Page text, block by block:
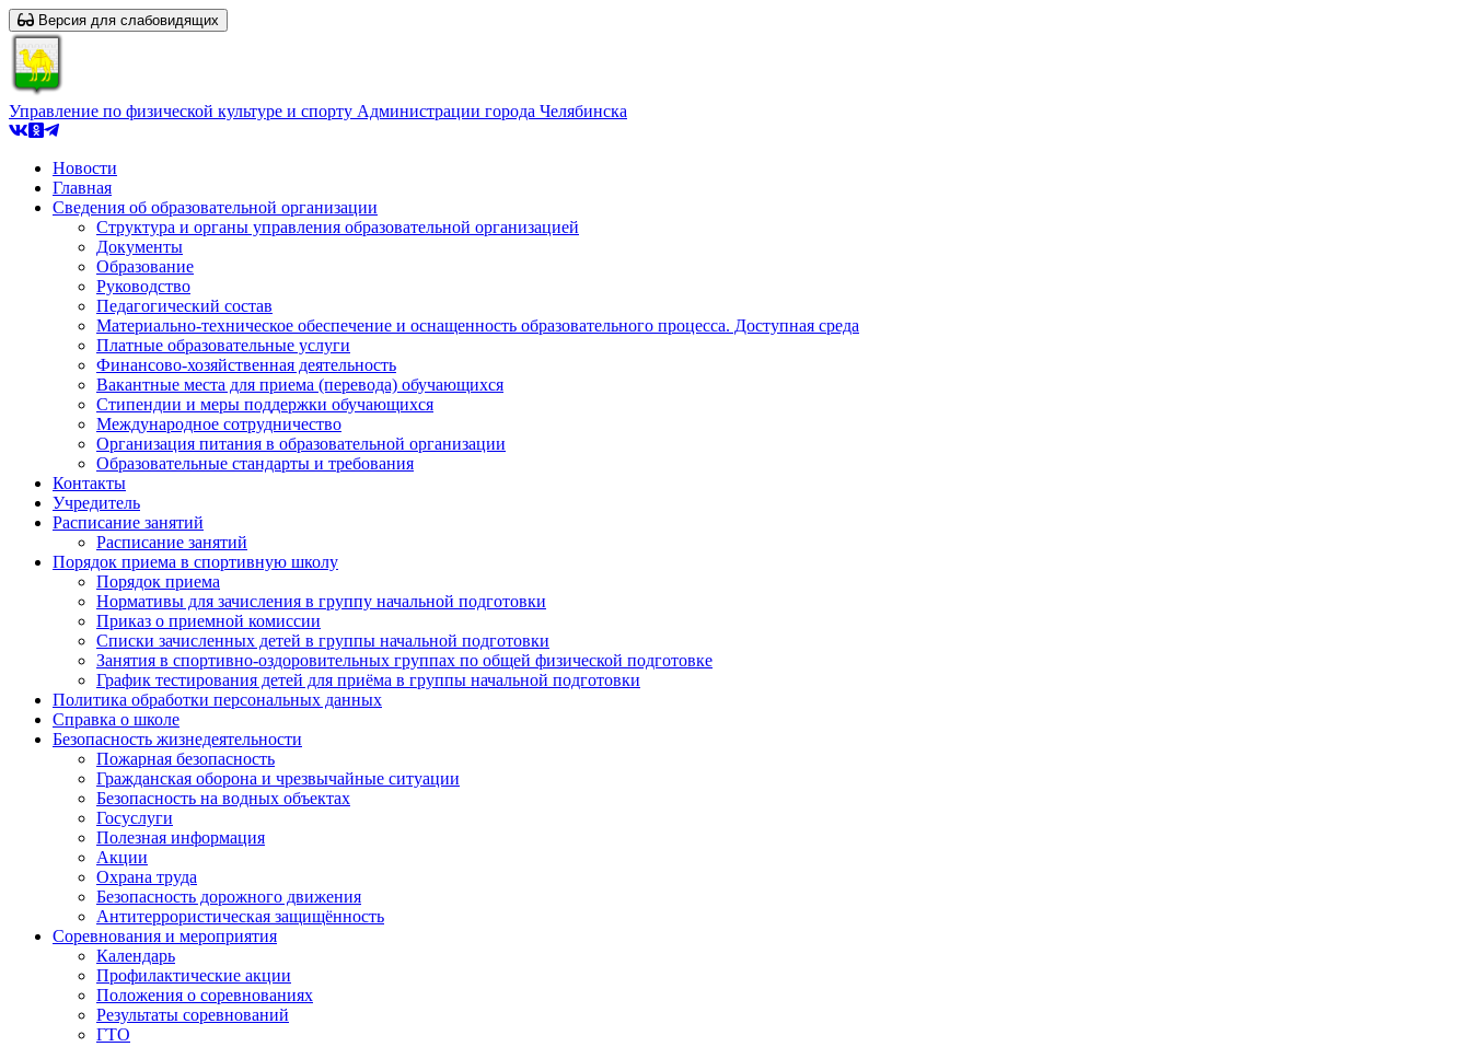
Версия для слабовидящих
Управление по физической культуре и спорту Администрации города Челябинска
Новости
Главная
Сведения об образовательной организации
Структура и органы управления образовательной организацией
Документы
Образование
Руководство
Педагогический состав
Материально-техническое обеспечение и оснащенность образовательного процесса. Доступная среда
Платные образовательные услуги
Финансово-хозяйственная деятельность
Вакантные места для приема (перевода) обучающихся
Стипендии и меры поддержки обучающихся
Международное сотрудничество
Организация питания в образовательной организации
Образовательные стандарты и требования
Контакты
Учредитель
Расписание занятий
Расписание занятий
Порядок приема в спортивную школу
Порядок приема
Нормативы для зачисления в группу начальной подготовки
Приказ о приемной комиссии
Списки зачисленных детей в группы начальной подготовки
Занятия в спортивно-оздоровительных группах по общей физической подготовке
График тестирования детей для приёма в группы начальной подготовки
Политика обработки персональных данных
Справка о школе
Безопасность жизнедеятельности
Пожарная безопасность
Гражданская оборона и чрезвычайные ситуации
Безопасность на водных объектах
Госуслуги
Полезная информация
Акции
Охрана труда
Безопасность дорожного движения
Антитеррористическая защищённость
Соревнования и мероприятия
Календарь
Профилактические акции
Положения о соревнованиях
Результаты соревнований
ГТО